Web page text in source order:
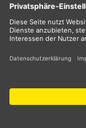
** ehemaliger
*** Preis